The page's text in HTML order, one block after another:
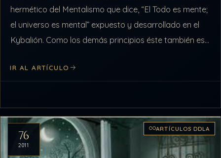
hermético del Mentalismo que dice, “El Todo es mente;
el universo es mental” expuesto y desarrollado en el
Kybalión. Como los demás principios éste también es
IR AL ARTÍCULO
76
2011
ARTÍCULOS DDLA